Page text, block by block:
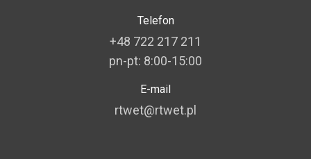
Telefon
+48 722 217 211
pn-pt: 8:00-15:00
E-mail
rtwet@rtwet.pl